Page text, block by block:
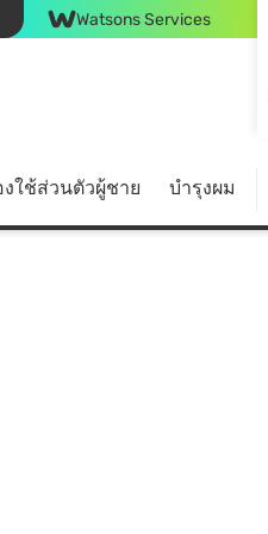
Watsons Services
ใช้ส่วนตัวผู้ชาย บำรุงผม